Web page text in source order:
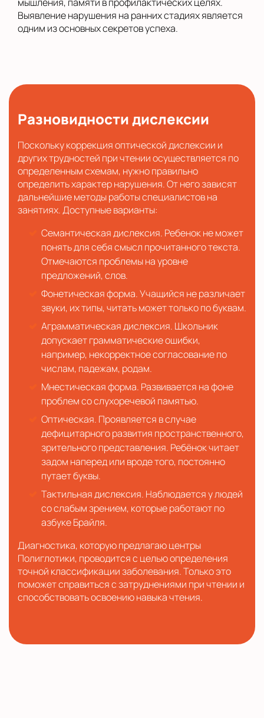
Выявление нарушения на ранних стадиях является
одним из основных секретов успеха.
Разновидности дислексии
Поскольку коррекция оптической дислексии и
других трудностей при чтении осуществляется по
определенным схемам, нужно правильно
определить характер нарушения. От него зависят
дальнейшие методы работы специалистов на
занятиях. Доступные варианты:
Семантическая дислексия. Ребенок не может
понять для себя смысл прочитанного текста.
Отмечаются проблемы на уровне
предложений, слов.
Фонетическая форма. Учащийся не различает
звуки, их типы, читать может только по буквам.
Аграмматическая дислексия. Школьник
допускает грамматические ошибки,
например, некорректное согласование по
числам, падежам, родам.
Мнестическая форма. Развивается на фоне
проблем со слухоречевой памятью.
Оптическая. Проявляется в случае
дефицитарного развития пространственного,
зрительного представления. Ребёнок читает
задом наперед или вроде того, постоянно
путает буквы.
Тактильная дислексия. Наблюдается у людей
со слабым зрением, которые работают по
азбуке Брайля.
Диагностика, которую предлагаю центры
Полиглотики, проводится с целью определения
точной классификации заболевания. Только это
поможет справиться с затруднениями при чтении и
способствовать освоению навыка чтения.